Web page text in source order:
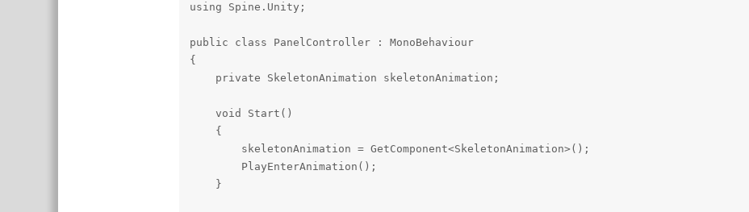
using Spine.Unity;
public class PanelController : MonoBehaviour
{
    private SkeletonAnimation skeletonAnimation;
    void Start()
    {
        skeletonAnimation = GetComponent<SkeletonAnimation>();
        PlayEnterAnimation();
    }